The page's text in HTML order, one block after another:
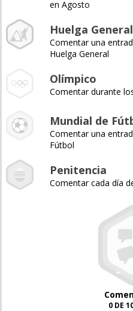
en Agosto
Huelga General
Comentar una
Huelga General
Olímpico
Comentar durante
Mundial de
Comentar una
Fútbol
Penitencia
Comentar cada día
0 DE